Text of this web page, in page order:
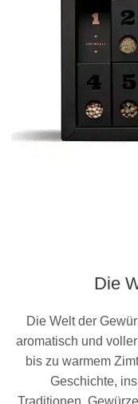
Die
Die Welt der
aromatisch und
bis zu warmem
Geschichte,